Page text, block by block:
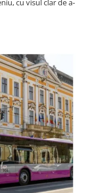
cu visul clar de a-